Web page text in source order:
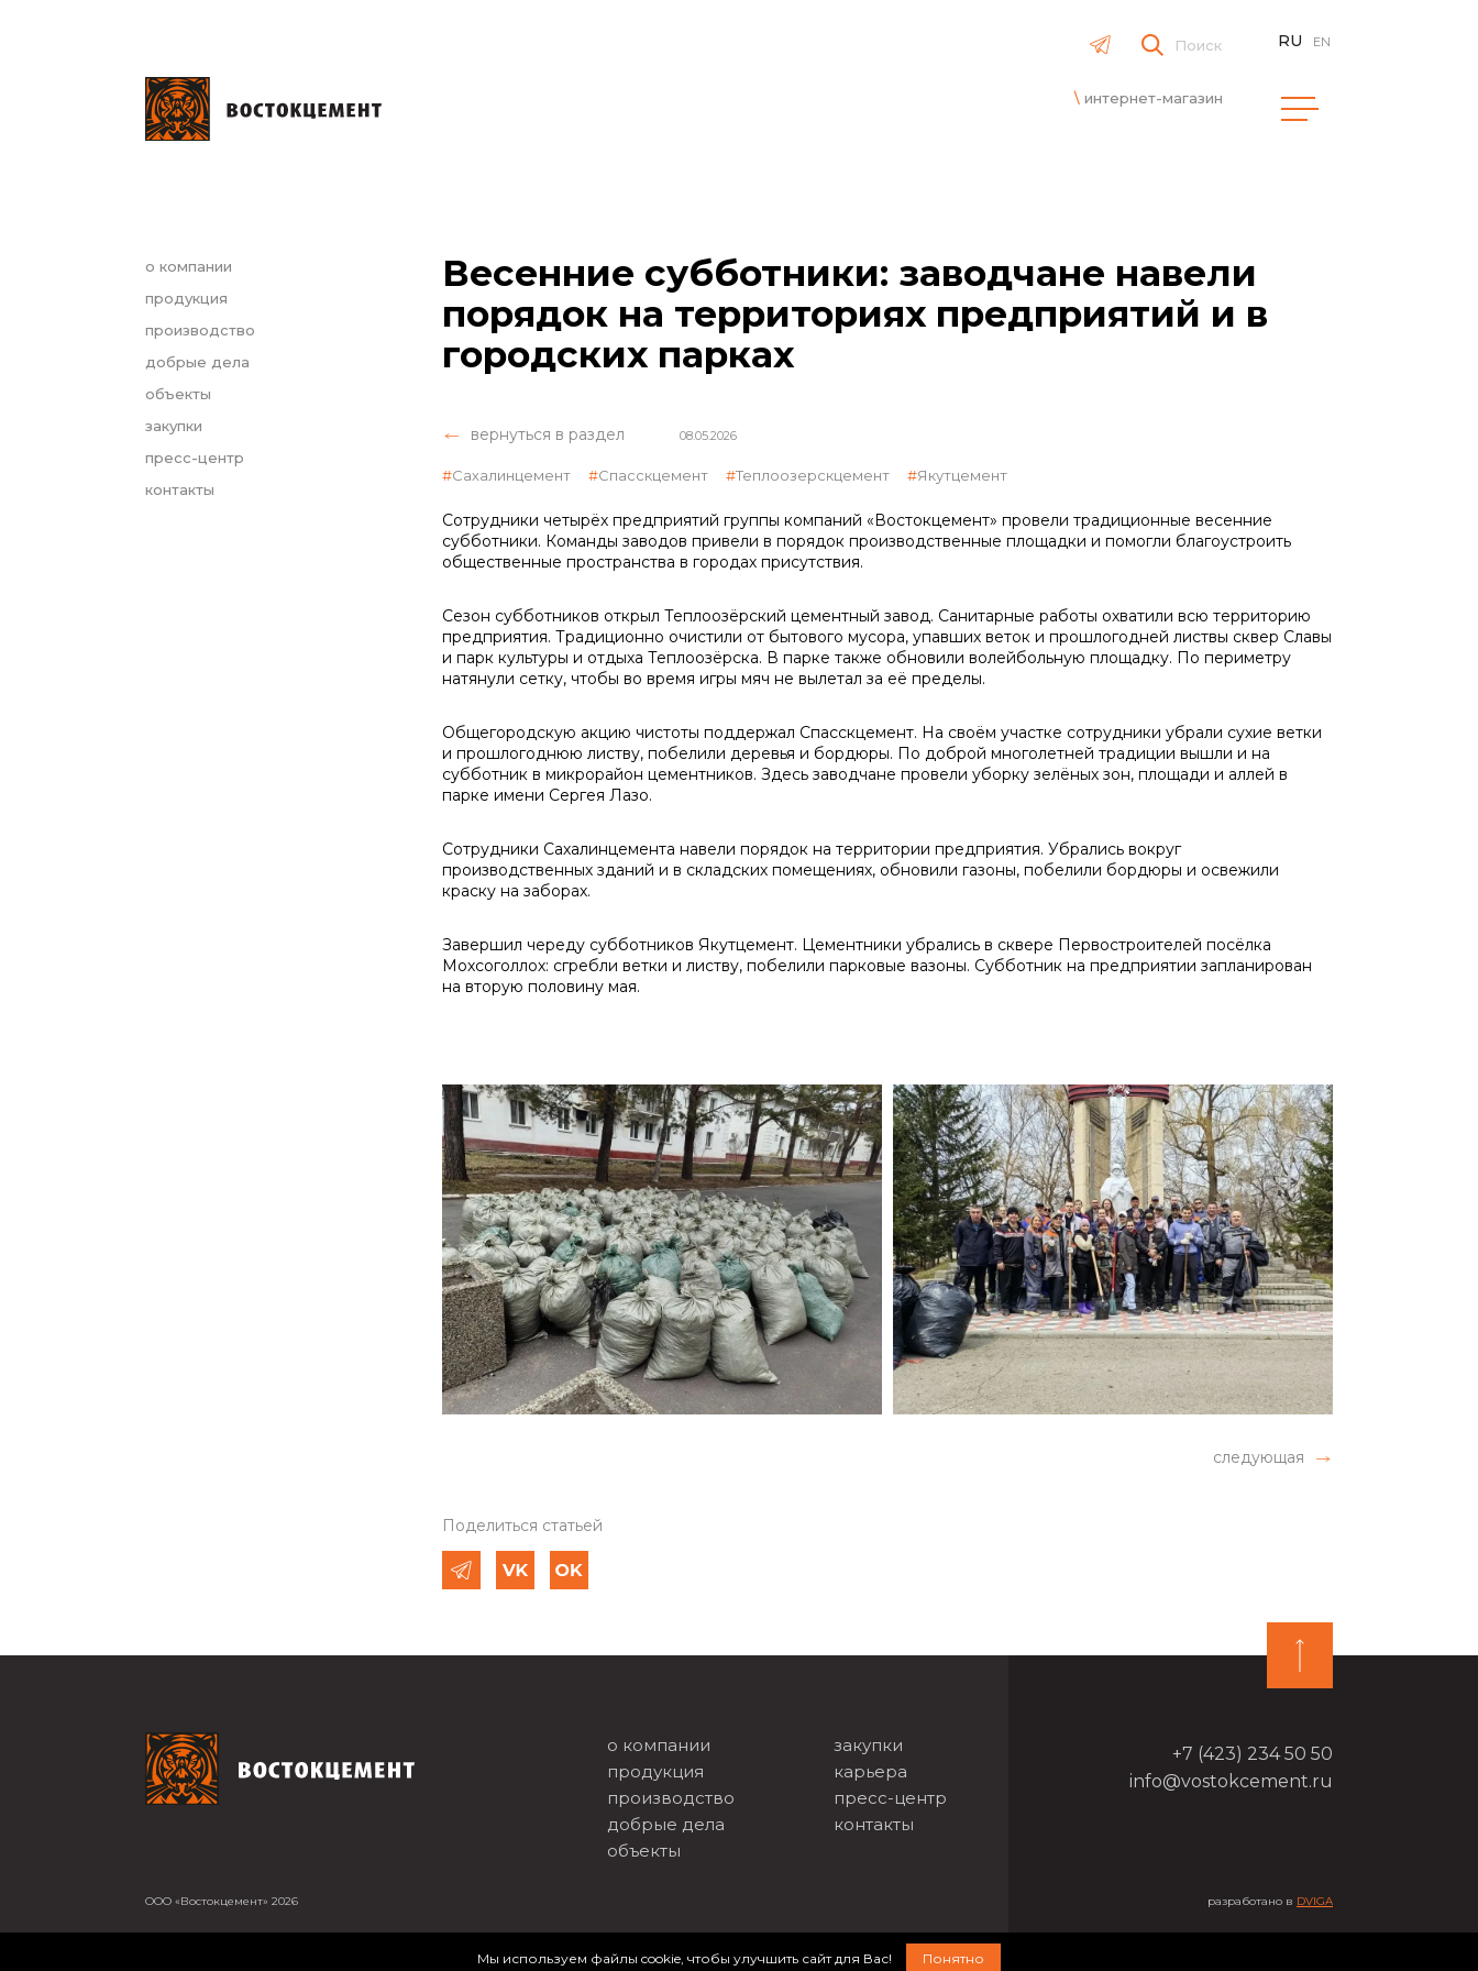
Поиск
интернет-магазин
RU EN
о компании
продукция
производство
добрые дела
объекты
закупки
пресс-центр
контакты
Весенние субботники: заводчане навели
порядок на территориях предприятий и в
городских парках
вернуться в раздел 08.05.2026
Сахалинцемент Спасскцемент Теплоозерскцемент Якутцемент
Сотрудники четырёх предприятий группы компаний «Востокцемент» провели традиционные весенние
субботники. Команды заводов привели в порядок производственные площадки и помогли благоустроить
общественные пространства в городах присутствия.
Сезон субботников открыл Теплоозёрский цементный завод. Санитарные работы охватили всю территорию
предприятия. Традиционно очистили от бытового мусора, упавших веток и прошлогодней листвы сквер Славы
и парк культуры и отдыха Теплоозёрска. В парке также обновили волейбольную площадку. По периметру
натянули сетку, чтобы во время игры мяч не вылетал за её пределы.
Общегородскую акцию чистоты поддержал Спасскцемент. На своём участке сотрудники убрали сухие ветки
и прошлогоднюю листву, побелили деревья и бордюры. По доброй многолетней традиции вышли и на
субботник в микрорайон цементников. Здесь заводчане провели уборку зелёных зон, площади и аллей в
парке имени Сергея Лазо.
Сотрудники Сахалинцемента навели порядок на территории предприятия. Убрались вокруг
производственных зданий и в складских помещениях, обновили газоны, побелили бордюры и освежили
краску на заборах.
Завершил череду субботников Якутцемент. Цементники убрались в сквере Первостроителей посёлка
Мохсоголлох: сгребли ветки и листву, побелили парковые вазоны. Субботник на предприятии запланирован
на вторую половину мая.
следующая
Поделиться статьей
о компании
продукция
производство
добрые дела
объекты
закупки
карьера
пресс-центр
контакты
+7 (423) 234 50 50
info@vostokcement.ru
ООО «Востокцемент» 2026 разработано в DVIGA
Мы используем файлы cookie, чтобы улучшить сайт для Вас! Понятно